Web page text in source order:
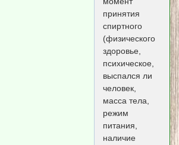
принятия
спиртного
(физического
здоровье,
психическое,
выспался ли
человек,
масса тела,
режим
питания,
наличие